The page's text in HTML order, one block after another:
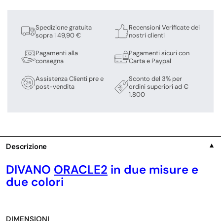
Spedizione gratuita
sopra i 49,90 €
Pagamenti alla
consegna
Assistenza Clienti pre e
post-vendita
Recensioni Verificate dei
nostri clienti
Pagamenti sicuri con
Carta e Paypal
Sconto del 3% per
ordini superiori ad €
1.800
Descrizione ▼
DIVANO ORACLE2 in due misure e
due colori
DIMENSIONI